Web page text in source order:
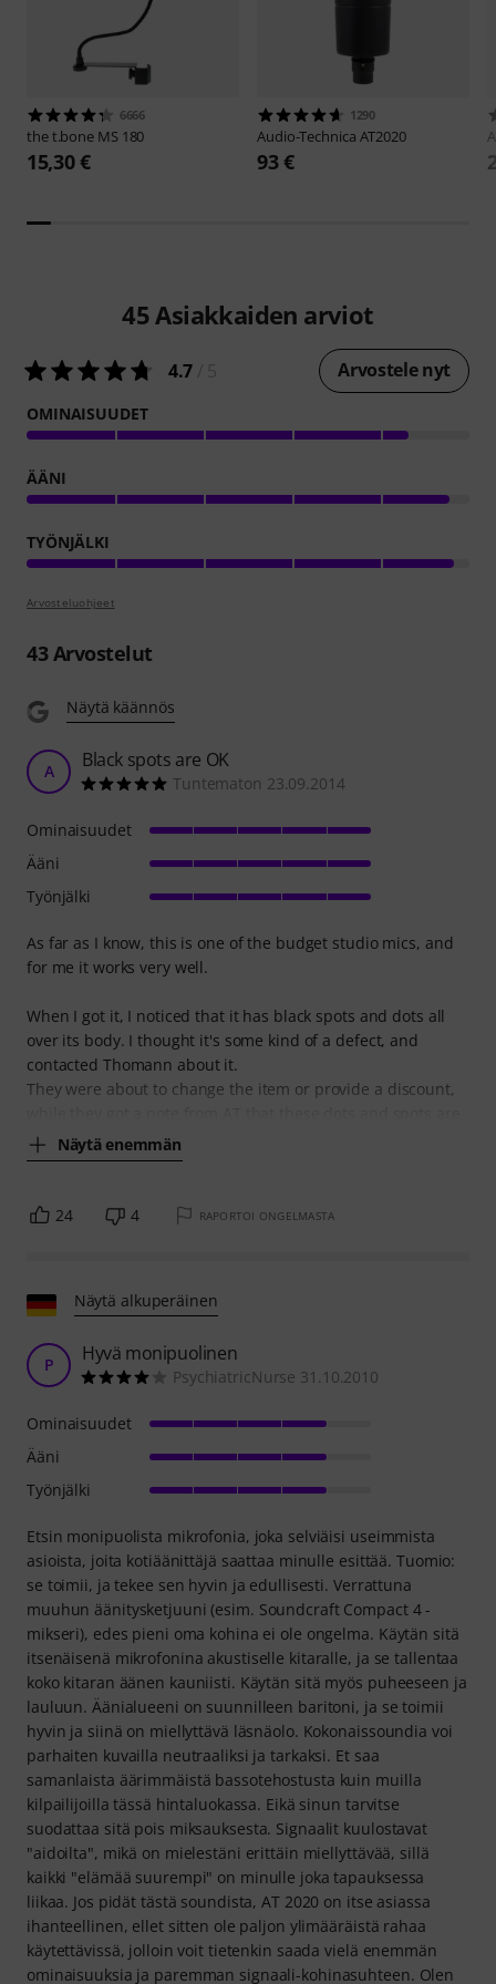
6666
the t.bone MS 180
15,30 €
1290
Audio-Technica AT2020
93 €
45Asiakkaiden arviot
4.7 Arvostele nyt
OMINAISUUDET
ÄÄNI
TYÖNJÄLKI
Arvosteluohjeet
43Arvostelut
Näytä käännös
A Black spots are OK
Tuntematon 23.09.2014
As far as I know, this is one of the budget studio mics, and
for me it works very well.
When I got it, I noticed that it has black spots and dots all
over its body. I thought it's some kind of a defect, and
contacted Thomann about it.
They were about to change the item or provide a discount,
Näytä enemmän
Ominaisuudet
Ääni
Työnjälki
24 4 RAPORTOI ONGELMASTA
Näytä alkuperäinen
P Hyvä monipuolinen
PsychiatricNurse 31.10.2010
Etsin monipuolista mikrofonia, joka selviäisi useimmista
asioista, joita kotiäänittäjä saattaa minulle esittää. Tuomio:
se toimii, ja tekee sen hyvin ja edullisesti. Verrattuna
muuhun äänitysketjuuni (esim. Soundcraft Compact 4 -
mikseri), edes pieni oma kohina ei ole ongelma. Käytän sitä
itsenäisenä mikrofonina akustiselle kitaralle, ja se tallentaa
koko kitaran äänen kauniisti. Käytän sitä myös puheeseen ja
lauluun. Äänialueeni on suunnilleen baritoni, ja se toimii
hyvin ja siinä on miellyttävä läsnäolo. Kokonaissoundia voi
parhaiten kuvailla neutraaliksi ja tarkaksi. Et saa
samanlaista äärimmäistä bassotehostusta kuin muilla
kilpailijoilla tässä hintaluokassa. Eikä sinun tarvitse
suodattaa sitä pois miksauksesta. Signaalit kuulostavat
"aidoilta", mikä on mielestäni erittäin miellyttävää, sillä
kaikki "elämää suurempi" on minulle joka tapauksessa
liikaa. Jos pidät tästä soundista, AT 2020 on itse asiassa
ihanteellinen, ellet sitten ole paljon ylimääräistä rahaa
käytettävissä, jolloin voit tietenkin saada vielä enemmän
ominaisuuksia ja paremman signaali-kohinasuhteen. Olen
Ominaisuudet
Ääni
Työnjälki